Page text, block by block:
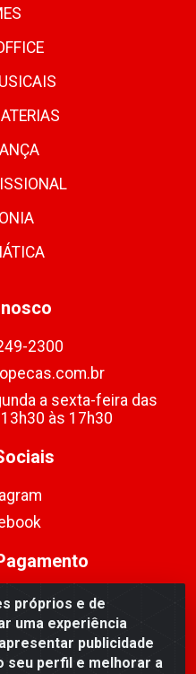
próprios e de
uma experiência
publicidade
seu perfil e melhorar a
2300
a sexta-feira das
às 17h30
Eletrônicos Ltda -